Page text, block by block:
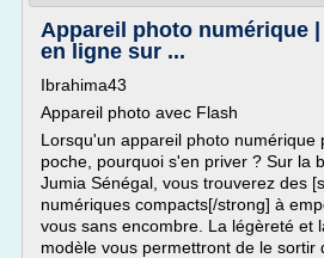
Appareil photo numérique
en ligne sur ...
Ibrahima43
Appareil photo avec Flash
Lorsqu'un appareil photo numérique
poche, pourquoi s'en priver ? Sur la
Jumia Sénégal, vous trouverez des
numériques compacts[/strong] à
vous sans encombre. La légèreté et
modèle vous permettront de le sortir